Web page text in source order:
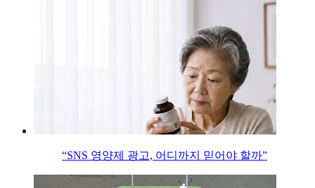
“SNS 영양제 광고, 어디까지 믿어야 할까”